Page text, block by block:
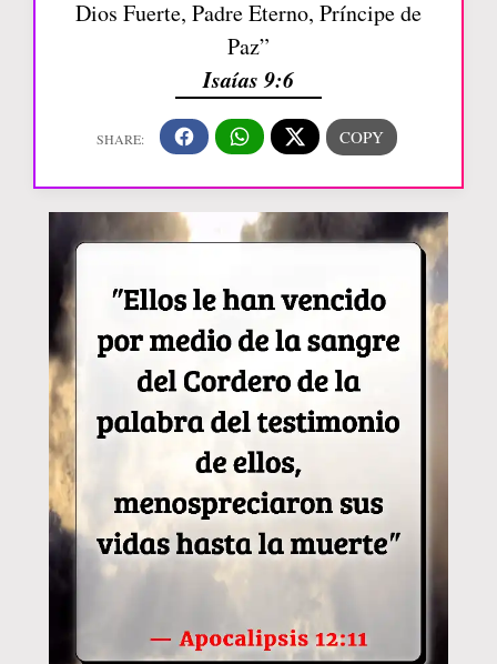
Dios Fuerte, Padre Eterno, Príncipe de
Paz”
Isaías 9:6